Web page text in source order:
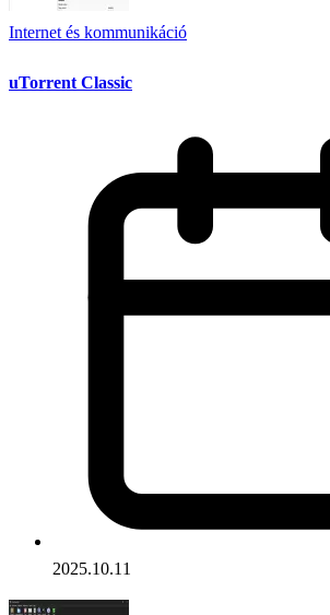
Internet és kommunikáció
uTorrent Classic
2025.10.11